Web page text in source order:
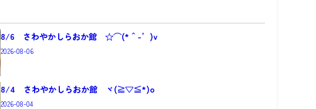
8/6 さわやかしらおか館 ☆⌒(*＾-゜)v
2026-08-06
8/4 さわやかしらおか館 ヾ(≧▽≦*)o
2026-08-04